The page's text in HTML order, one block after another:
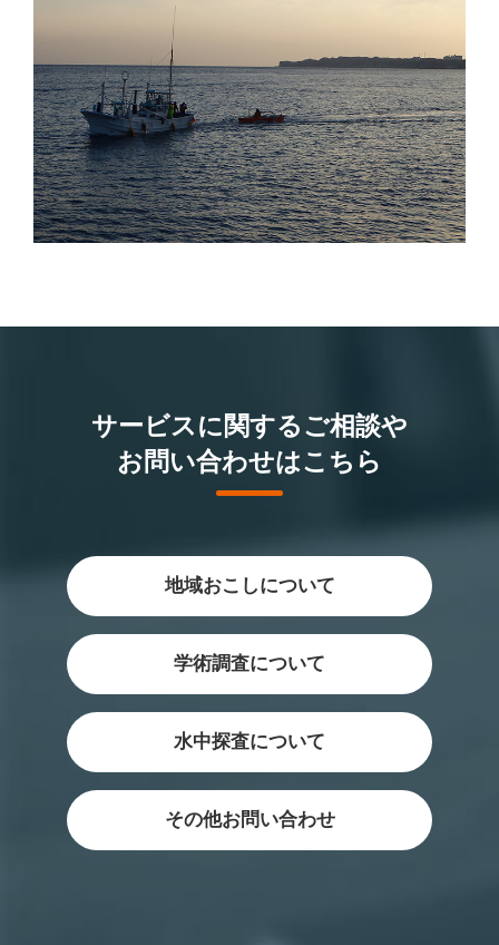
サービスに関するご相談や
お問い合わせはこちら
地域おこしについて
学術調査について
水中探査について
その他お問い合わせ